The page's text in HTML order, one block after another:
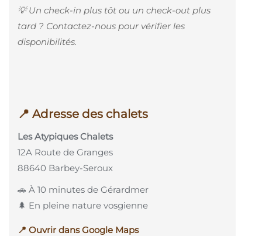
💡 Un check-in plus tôt ou un check-out plus
tard ? Contactez-nous pour vérifier les
disponibilités.
📍 Adresse des chalets
Les Atypiques Chalets
12A Route de Granges
88640 Barbey-Seroux
🚗 À 10 minutes de Gérardmer
🌲 En pleine nature vosgienne
📍 Ouvrir dans Google Maps